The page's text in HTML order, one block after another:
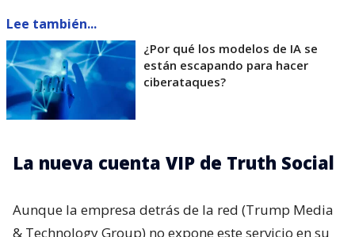
Lee también...
¿Por qué los modelos de IA se
están escapando para hacer
ciberataques?
La nueva cuenta VIP de Truth Social
Aunque la empresa detrás de la red (Trump Media
& Technology Group) no expone este servicio en su